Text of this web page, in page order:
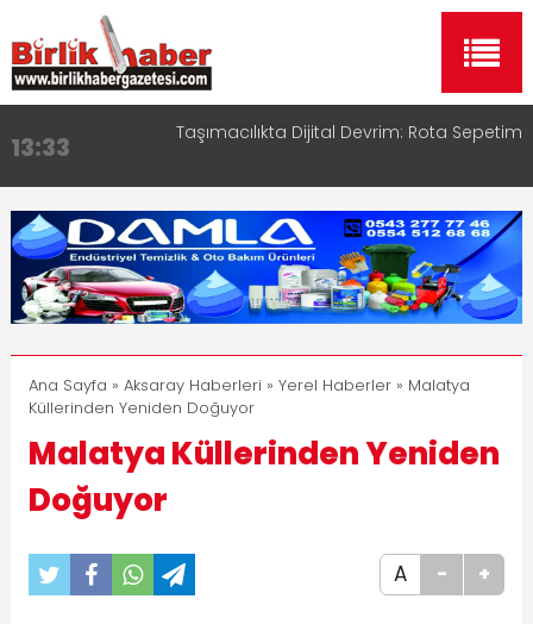
17:15
Aksaray OSB Bölge Müdürü Makam Koltuğunu
16:00
Aksaray Esnaf Rehberi ile Google ve Yapay Zeka
Aramalarında Öne Çıkın
8:23 Aksaray Esnaf Rehberi Hizmete Girdi
11:30
Birlikhaber.com Yayın Hayatına Başladı | Hızlı ve
Akıllı Haber Platformu
13:33 Taşımacılıkta Dijital Devrim: Rota Sepetim
Ana Sayfa » Aksaray Haberleri » Yerel Haberler» Malatya
Küllerinden Yeniden Doğuyor
Malatya Küllerinden Yeniden
Doğuyor
A - +